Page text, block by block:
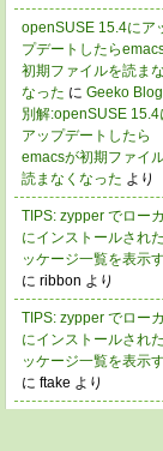
openSUSE 15.4にア
プデートしたら
初期ファイルを読ま
なった に Geeko
別解:openSUSE 15.4
アップデートしたら
emacsが初期ファイ
読まなくなった より
TIPS: zypper でロー
にインストールされ
ッケージ一覧を表示
に ribbon より
TIPS: zypper でロー
にインストールされ
ッケージ一覧を表示
に ftake より